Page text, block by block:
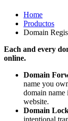
Home
Productos
Domain
Each and every
online.
Domain
name you
domain
website.
Domain
intentional